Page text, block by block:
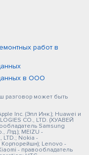
работ в
в ООО
разговор может быть
Inc. (Эпл Инк.); Huawei и
CO., LTD. (ХУАВЕЙ
Samsung
Лтд.); MEIZU -
LTD.; Nokia -
Lenovo -
- правообладатель